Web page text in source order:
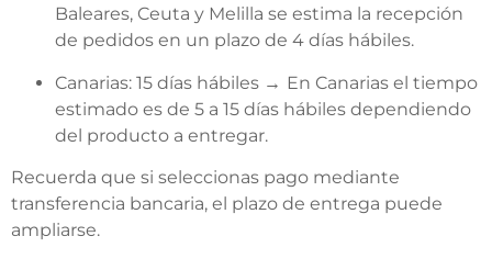
Baleares, Ceuta y Melilla se estima la recepción
de pedidos en un plazo de 4 días hábiles.
Canarias: 15 días hábiles → En Canarias el tiempo
estimado es de 5 a 15 días hábiles dependiendo
del producto a entregar.
Recuerda que si seleccionas pago mediante
transferencia bancaria, el plazo de entrega puede
ampliarse.